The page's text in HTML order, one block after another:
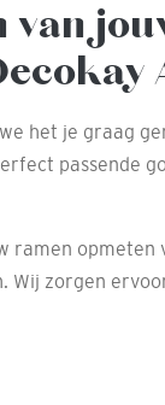
van
het je graag
passende
ramen opmeten
Wij zorgen